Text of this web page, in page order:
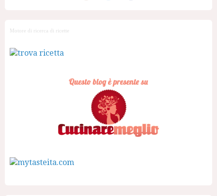
Motore di ricerca di ricette